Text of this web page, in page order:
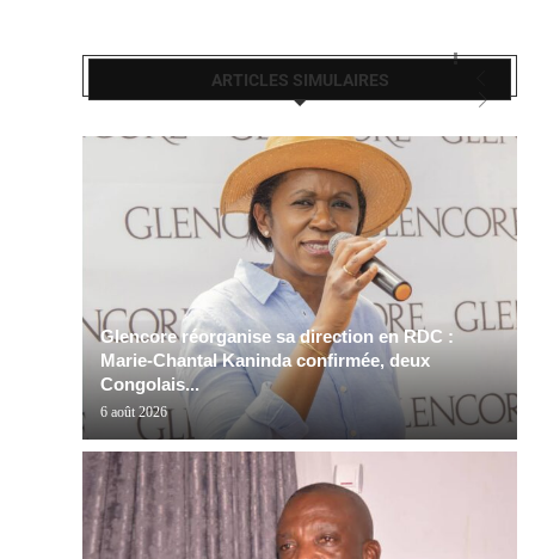
ARTICLES SIMULAIRES
Glencore réorganise sa direction en RDC :
Marie-Chantal Kaninda confirmée, deux
Congolais...
6 août 2026